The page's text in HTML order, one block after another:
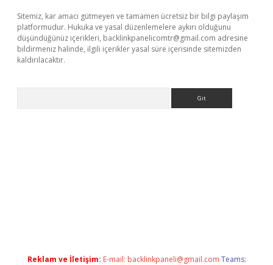
Sitemiz, kar amacı gütmeyen ve tamamen ücretsiz bir bilgi paylaşım
platformudur. Hukuka ve yasal düzenlemelere aykırı olduğunu
düşündüğünüz içerikleri, backlinkpanelicomtr@gmail.com adresine
bildirmeniz halinde, ilgili içerikler yasal süre içerisinde sitemizden
kaldırılacaktır.
Reklam ve İletişim: E-mail: backlinkpaneli@gmail.com Teams: